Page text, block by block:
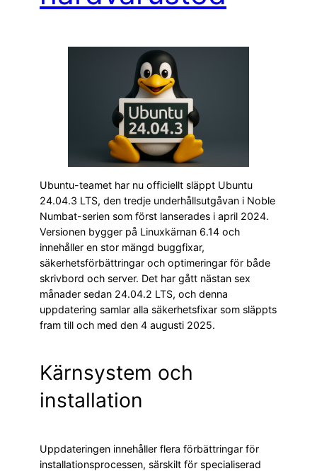
Ubuntu-teamet har nu officiellt släppt Ubuntu
24.04.3 LTS, den tredje underhållsutgåvan i Noble
Numbat-serien som först lanserades i april 2024.
Versionen bygger på Linuxkärnan 6.14 och
innehåller en stor mängd buggfixar,
säkerhetsförbättringar och optimeringar för både
skrivbord och server. Det har gått nästan sex
månader sedan 24.04.2 LTS, och denna
uppdatering samlar alla säkerhetsfixar som släppts
fram till och med den 4 augusti 2025.
Kärnsystem och
installation
Uppdateringen innehåller flera förbättringar för
installationsprocessen, särskilt för specialiserad